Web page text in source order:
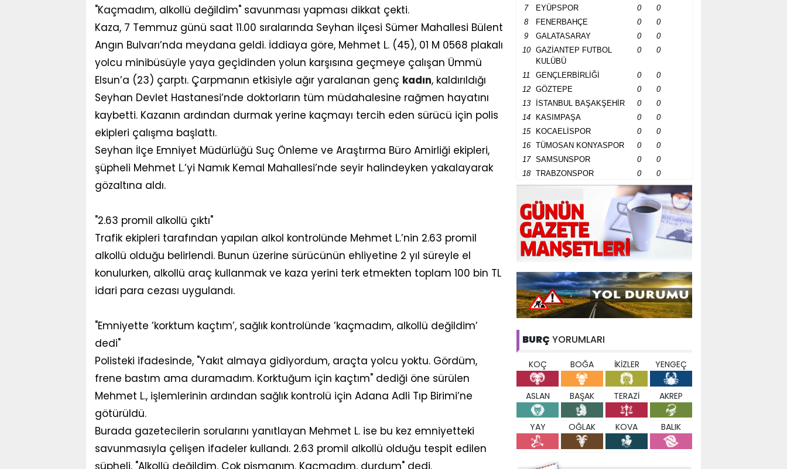
"Kaçmadım, alkollü değildim" savunması yapması dikkat çekti.
Kaza, 7 Temmuz günü saat 11.00 sıralarında Seyhan ilçesi Sümer Mahallesi Bülent
Angın Bulvarı’nda meydana geldi. İddiaya göre, Mehmet L. (45), 01 M 0568 plakalı
yolcu minibüsüyle yaya geçidinden yolun karşısına geçmeye çalışan Ümmü
Elsun’a (23) çarptı. Çarpmanın etkisiyle ağır yaralanan genç kadın, kaldırıldığı
Seyhan Devlet Hastanesi’nde doktorların tüm müdahalesine rağmen hayatını
kaybetti. Kazanın ardından durmak yerine kaçmayı tercih eden sürücü için polis
ekipleri çalışma başlattı.
Seyhan İlçe Emniyet Müdürlüğü Suç Önleme ve Araştırma Büro Amirliği ekipleri,
şüpheli Mehmet L.’yi Namık Kemal Mahallesi’nde seyir halindeyken yakalayarak
gözaltına aldı.
"2.63 promil alkollü çıktı"
Trafik ekipleri tarafından yapılan alkol kontrolünde Mehmet L.’nin 2.63 promil
alkollü olduğu belirlendi. Bunun üzerine sürücünün ehliyetine 2 yıl süreyle el
konulurken, alkollü araç kullanmak ve kaza yerini terk etmekten toplam 100 bin TL
idari para cezası uygulandı.
"Emniyette ’korktum kaçtım’, sağlık kontrolünde ’kaçmadım, alkollü değildim’
dedi"
Polisteki ifadesinde, "Yakıt almaya gidiyordum, araçta yolcu yoktu. Gördüm,
frene bastım ama duramadım. Korktuğum için kaçtım" dediği öne sürülen
Mehmet L., işlemlerinin ardından sağlık kontrolü için Adana Adli Tıp Birimi’ne
götürüldü.
Burada gazetecilerin sorularını yanıtlayan Mehmet L. ise bu kez emniyetteki
savunmasıyla çelişen ifadeler kullandı. 2.63 promil alkollü olduğu tespit edilen
şüpheli, "Alkollü değildim. Çok pişmanım. Kaçmadım, durdum" dedi.
7
EYÜPSPOR 0
0
8
FENERBAHÇE 0
0
9
GALATASARAY 0
0
10
GAZİANTEP FUTBOL
KULÜBÜ
0 0
11 GENÇLERBİRLİĞİ 0
0
12
GÖZTEPE 0
0
13
İSTANBUL BAŞAKŞEHİR 0
0
14
KASIMPAŞA 0
0
15
KOCAELİSPOR 0
0
16
TÜMOSAN KONYASPOR 0
0
17
SAMSUNSPOR 0
0
18
TRABZONSPOR 0 0
BURÇ YORUMLARI
KOÇ BOĞA İKİZLER YENGEÇ
ASLAN BAŞAK TERAZİ AKREP
YAY OĞLAK KOVA BALIK